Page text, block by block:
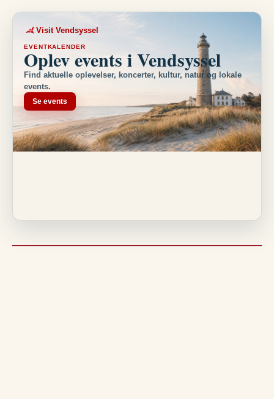
Visit Vendsyssel
EVENTKALENDER
Oplev events i Vendsyssel
Find aktuelle oplevelser, koncerter, kultur, natur og lokale
events.
Se events